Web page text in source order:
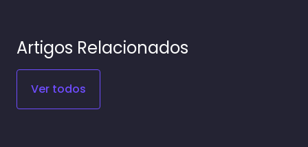
Artigos Relacionados
Ver todos